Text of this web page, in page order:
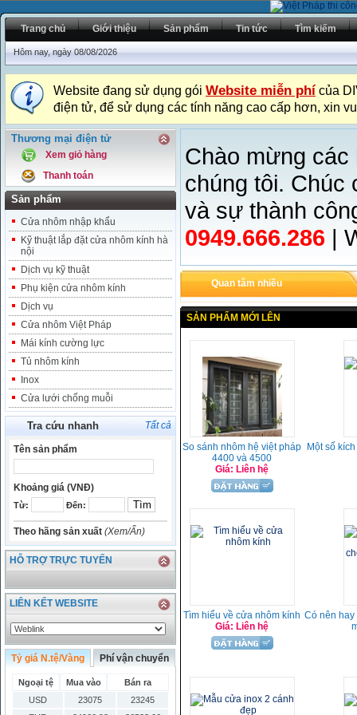
Trang chủ Giới thiệu Sản phẩm Tin tức Tìm kiếm
Hôm nay, ngày 08/08/2026
Website đang sử dụng gói Website miễn phí của
điện tử, để sử dụng các tính năng cao cấp hơn, xin
Thương mại điện tử
Xem giỏ hàng
Thanh toán
Sản phẩm
Cửa nhôm nhập khẩu
Kỹ thuật lắp đặt cửa nhôm kính hà
nội
Dịch vụ kỹ thuật
Phụ kiện cửa nhôm kính
Dịch vụ
Cửa nhôm Việt Pháp
Mái kính cường lực
Tủ nhôm kính
Inox
Cửa lưới chống muỗi
Tra cứu nhanh Tất cả
Tên sản phẩm
Khoảng giá (VNĐ)
Từ: Đến:
Theo hãng sản xuất (Xem/Ẩn)
HỖ TRỢ TRỰC TUYẾN
LIÊN KẾT WEBSITE
Tỷ giá N.tệ/Vàng Phí vận chuyển
Ngoại tệ Mua vào
Bán ra
USD
23075
23245
Chào mừng
chúng tôi. Chúc
và sự thành
0949.666.286 |
Quan tâm nhiều
SẢN PHẨM MỚI LÊN
So sánh nhôm hệ việt pháp
4400 và 4500
Giá: Liên hệ
Một số
Tìm hiểu về cửa nhôm kính
Giá: Liên hệ
Có nên